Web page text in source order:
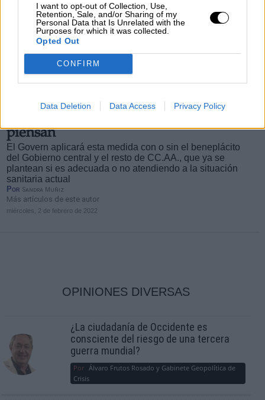
I want to opt-out of Collection, Use,
Retention, Sale, and/or Sharing of my
Personal Data that Is Unrelated with the
Purposes for which it was collected.
Opted Out
CONFIRM
Data Deletion Data Access Privacy Policy
escolares y el resto de CC.AA. se lo
piensan
El Govern aplicará esta medida con o sin el beneplácito
del Gobierno central y el resto de CC.AA., que ya se
plantean si es adecuada o no atendiendo a la situación
sanitaria actual
Por Sandra Muñiz
Más artículos de este autor
miércoles, 2 de febrero de 2022
OPINIONES DIVERSAS
¿La ciudadanía de Occidente es
consciente del riesgo de una tercera
guerra mundial?
Por Álvaro Frutos Rosado y Gabinete Geopolítica de
Crisis